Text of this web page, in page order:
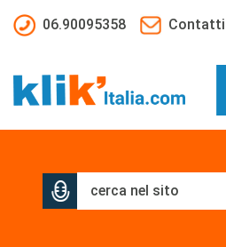
06.90095358
Contatti